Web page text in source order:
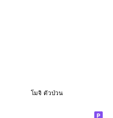
โมจิ ตัวป่วน